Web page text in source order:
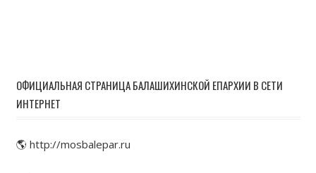
ОФИЦИАЛЬНАЯ СТРАНИЦА БАЛАШИХИНСКОЙ ЕПАРХИИ В СЕТИ
ИНТЕРНЕТ
🌎 http://mosbalepar.ru